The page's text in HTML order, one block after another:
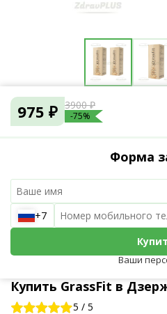
Купить GrassFit в
5 / 5
975 ₽ 3900 ₽
-75%
Форма
+7
Ваши